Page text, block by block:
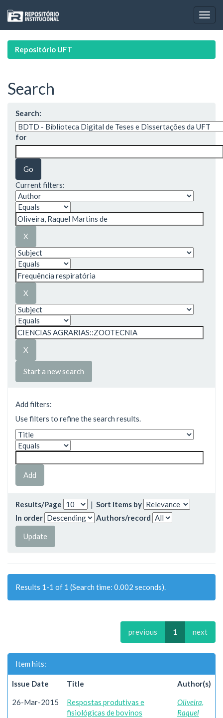
navigation
Repositório UFT
Search
Search:
for
Current filters:
Start a new search
Add filters:
Use filters to refine the search results.
Results/Page | Sort items by
In order
Authors/record
Results 1-1 of 1 (Search time: 0.002 seconds).
previous 1 next
Item hits:
Issue Date Title Author(s)
26-Mar-2015
Respostas produtivas e
fisiológicas de bovinos
Oliveira,
Raquel